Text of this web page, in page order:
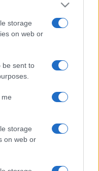
storage
on web or
be sent to
storage
on web or
al Mercato del
d’allarme
degli anziani a
sicurezza
e